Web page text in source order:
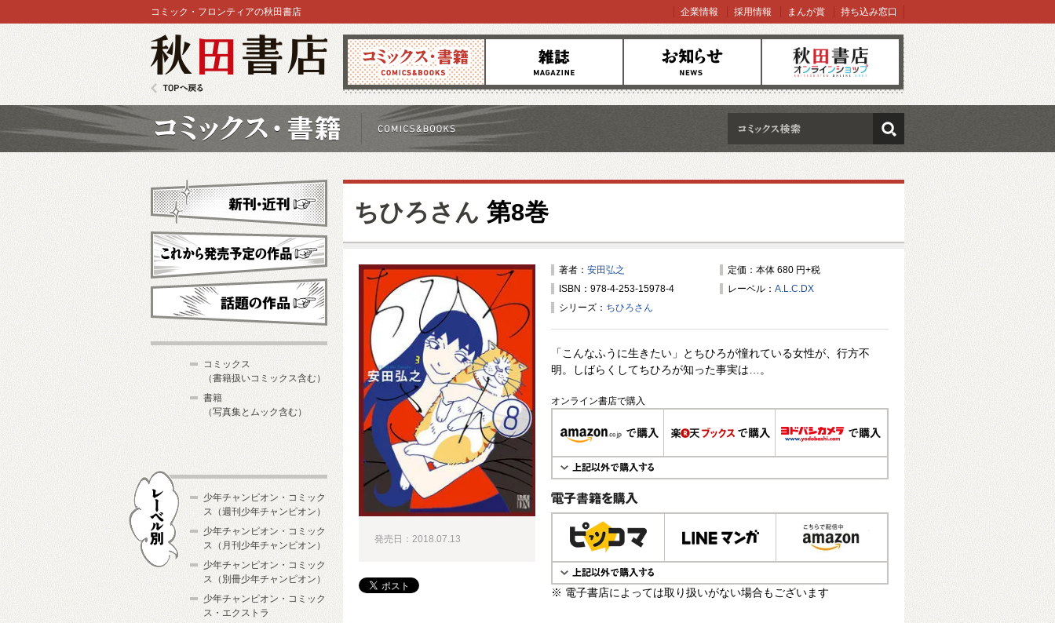
コミックス 雑誌 お知らせ オンラインショップ
コミック・フロンティアの秋田書店 企業情報 採用情報 まんが賞 持ち込み窓口
検索
ちひろさん 第8巻
著者： 安田弘之
定価：本体 680 円+税
ISBN：978-4-253-15978-4
レーベル： A.L.C.DX
シリーズ： ちひろさん
「こんなふうに生きたい」とちひろが憧れている女性が、行方不
明。しばらくしてちひろが知った事実は…。
オンライン書店で購入
電子書籍で購入
※ 電子書店によっては取り扱いがない場合もございます
発売日：2018.07.13
新刊・近刊
これから発売予定
コミックス
（書籍扱いコミックス含む）
書籍
（写真集とムック含む）
少年チャンピオン・コミック
ス（週刊少年チャンピオン）
少年チャンピオン・コミック
ス（月刊少年チャンピオン）
少年チャンピオン・コミック
ス（別冊少年チャンピオン）
少年チャンピオン・コミック
ス・エクストラ